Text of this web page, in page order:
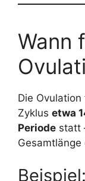
Wann
Die
Zyklus etwa
Periode statt
Gesamtlänge
Beispiel: